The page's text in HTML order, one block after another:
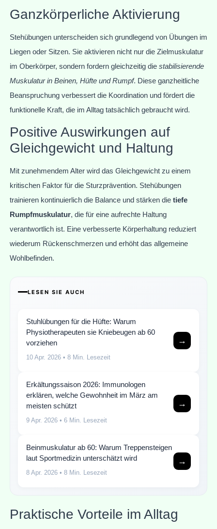
Ganzkörperliche Aktivierung
Stehübungen unterscheiden sich grundlegend von Übungen im
Liegen oder Sitzen. Sie aktivieren nicht nur die Zielmuskulatur
im Oberkörper, sondern fordern gleichzeitig die stabilisierende
Muskulatur in Beinen, Hüfte und Rumpf. Diese ganzheitliche
Beanspruchung verbessert die Koordination und fördert die
funktionelle Kraft, die im Alltag tatsächlich gebraucht wird.
Positive Auswirkungen auf
Gleichgewicht und Haltung
Mit zunehmendem Alter wird das Gleichgewicht zu einem
kritischen Faktor für die Sturzprävention. Stehübungen
trainieren kontinuierlich die Balance und stärken die tiefe
Rumpfmuskulatur, die für eine aufrechte Haltung
verantwortlich ist. Eine verbesserte Körperhaltung reduziert
wiederum Rückenschmerzen und erhöht das allgemeine
Wohlbefinden.
LESEN SIE AUCH
Stuhlübungen für die Hüfte: Warum
Physiotherapeuten sie Kniebeugen ab 60
vorziehen
10 Apr. 2026 • 8 Min. Lesezeit
→
Erkältungssaison 2026: Immunologen
erklären, welche Gewohnheit im März am
meisten schützt
9 Apr. 2026 • 6 Min. Lesezeit
→
Beinmuskulatur ab 60: Warum Treppensteigen
laut Sportmedizin unterschätzt wird
8 Apr. 2026 • 8 Min. Lesezeit
→
Praktische Vorteile im Alltag